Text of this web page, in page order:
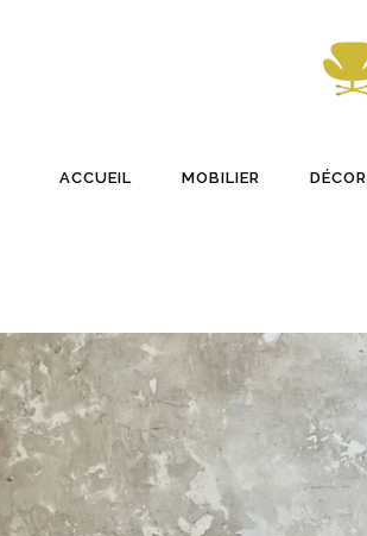
ACCUEIL MOBILIER